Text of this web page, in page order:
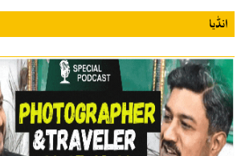
انڈیا